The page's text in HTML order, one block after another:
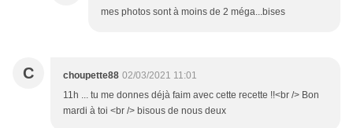
mes photos sont à moins de 2 méga...bises
C choupette88 02/03/2021 11:01
11h ... tu me donnes déjà faim avec cette recette !!<br /> Bon
mardi à toi <br /> bisous de nous deux